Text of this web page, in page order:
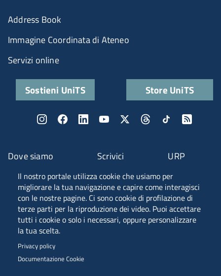
Il nostro portale utilizza cookie che usiamo per
migliorare la tua navigazione e capire come interagisci
con le nostre pagine. Ci sono cookie di profilazione di
terze parti per la riproduzione dei video. Puoi accettare
tutti i cookie o solo i necessari, oppure personalizzare
la tua scelta.
Privacy policy
Documentazione Cookie
Piazzale Europa, 1 - 34127 - Trieste, Italia -
Tel. +39 040 558 7111 - P.IVA 00211830328
C.F. 80013890324 - P.E.C. ateneo@pec.units.it
Fascia A ANVUR
Dove siamo Scrivici URP
Address Book
Immagine Coordinata di Ateneo
Servizi online
Sostieni UniTS Store UniTS